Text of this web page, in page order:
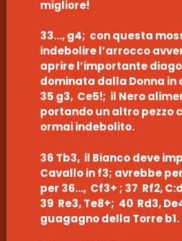
migliore!
33…, g4; con questa
indebolire l’arrocco
aprire l’importante
dominata dalla Donna in
35 g3, Ce5!; il Nero
portando un altro pezzo
ormai indebolito.
36 Tb3, il Bianco deve
Cavallo in f3; avrebbe
per 36…, Cf3+ ; 37 Rf2,
39 Re3, Te8+; 40 Rd3,
guagagno della Torre b1.